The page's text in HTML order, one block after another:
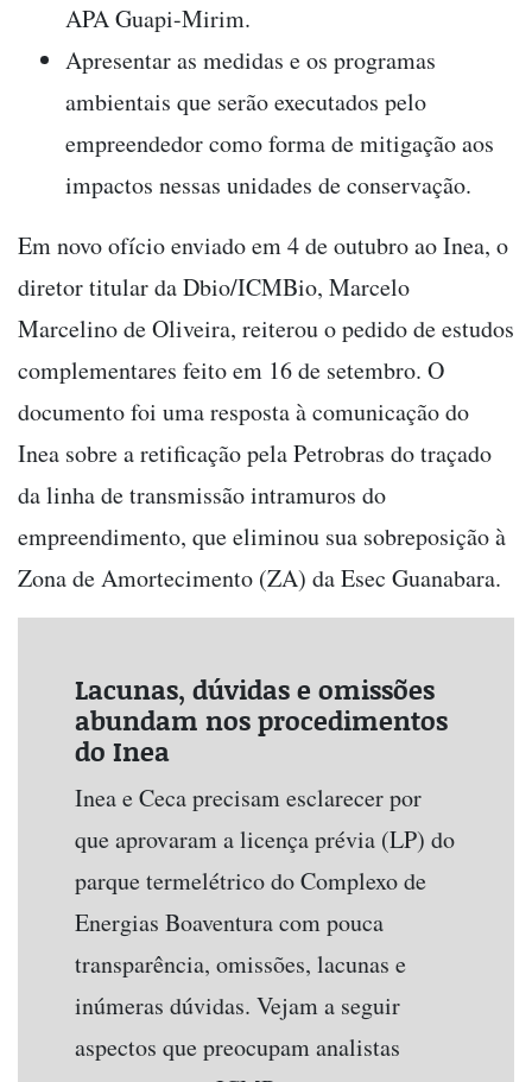
APA Guapi-Mirim.
Apresentar as medidas e os programas
ambientais que serão executados pelo
empreendedor como forma de mitigação aos
impactos nessas unidades de conservação.
Em novo ofício enviado em 4 de outubro ao Inea, o
diretor titular da Dbio/ICMBio, Marcelo
Marcelino de Oliveira, reiterou o pedido de estudos
complementares feito em 16 de setembro. O
documento foi uma resposta à comunicação do
Inea sobre a retificação pela Petrobras do traçado
da linha de transmissão intramuros do
empreendimento, que eliminou sua sobreposição à
Zona de Amortecimento (ZA) da Esec Guanabara.
Lacunas, dúvidas e omissões
abundam nos procedimentos
do Inea
Inea e Ceca precisam esclarecer por
que aprovaram a licença prévia (LP) do
parque termelétrico do Complexo de
Energias Boaventura com pouca
transparência, omissões, lacunas e
inúmeras dúvidas. Vejam a seguir
aspectos que preocupam analistas